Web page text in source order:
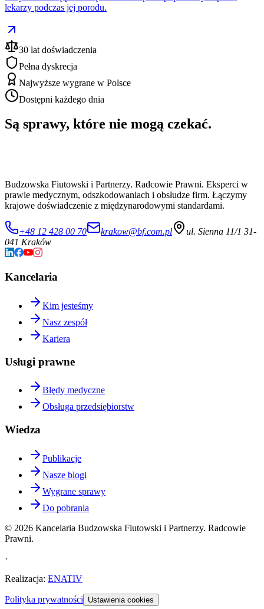
lekarzy podczas jej porodu.
30 lat doświadczenia
Pełna dyskrecja
Najwyższe wygrane w Polsce
Dostępni każdego dnia
Są sprawy, które nie mogą czekać.
Budzowska Fiutowski i Partnerzy. Radcowie Prawni. Eksperci w
prawie medycznym, odszkodowaniach i obsłudze firm. Łączymy
krajowe doświadczenie z międzynarodowymi standardami.
+48 12 428 00 70 krakow@bf.com.pl
ul. Sienna 11/1 31-
041 Kraków
Kancelaria
Kim jesteśmy
Nasz zespół
Kariera
Usługi prawne
Błędy medyczne
Obsługa przedsiębiorstw
Wiedza
Publikacje
Nasze blogi
Wygrane sprawy
Do pobrania
© 2026 Kancelaria Budzowska Fiutowski i Partnerzy. Radcowie
Prawni.
·
Realizacja: ENATIV
Polityka prywatności Ustawienia cookies